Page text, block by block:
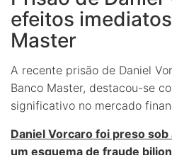
efeitos
Master
A recente prisão de Daniel
Banco Master, destacou-se
significativo no mercado
Daniel Vorcaro foi preso
um esquema de fraude